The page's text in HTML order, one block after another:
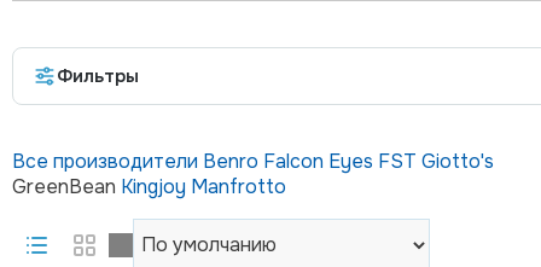
Фильтры
Все производители Benro Falcon Eyes FST Giotto's
GreenBean Kingjoy Manfrotto